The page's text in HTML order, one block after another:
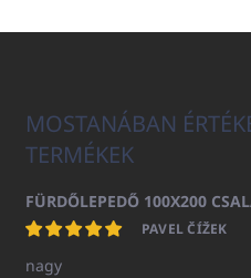
MOSTANÁBAN
TERMÉKEK
PAVEL ČÍŽEK
nagy